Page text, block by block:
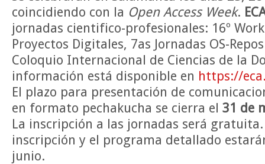
coincidiendo con la Open Access Week.
jornadas cientifico-profesionales: 16º
Proyectos Digitales, 7as Jornadas OS-
Coloquio Internacional de Ciencias de la
información está disponible en https://
El plazo para presentación de
en formato pechakucha se cierra el 31 de
La inscripción a las jornadas será
inscripción y el programa detallado
junio.